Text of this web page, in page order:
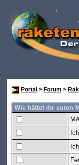
Portal > Forum >
Wie hättet ihr euren